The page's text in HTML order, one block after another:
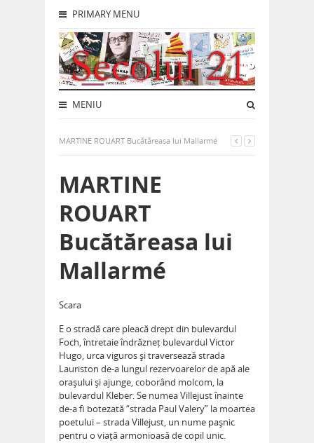
PRIMARY MENU
MENIU
MARTINE ROUART Bucătăreasa lui Mallarmé
MARTINE
ROUART
Bucătăreasa lui
Mallarmé
Scara
E o stradă care pleacă drept din bulevardul
Foch, întretaie îndrăzneț bulevardul Victor
Hugo, urca viguros și traversează strada
Lauriston de-a lungul rezervoarelor de apă ale
orașului și ajunge, coborând molcom, la
bulevardul Kleber. Se numea Villejust înainte
de-a fi botezată “strada Paul Valery” la moartea
poetului – strada Villejust, un nume pașnic
pentru o viață armonioasă de copil unic.